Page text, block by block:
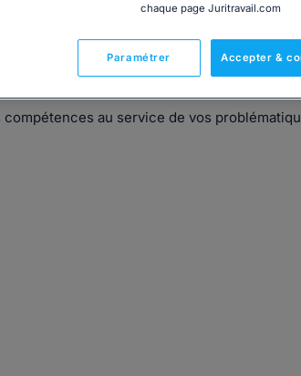
meilleurs délais une réponse claire,
représenter devant les juridictions.
au service de vos
chaque page Juritravail.com
Accepter &
Paramétrer